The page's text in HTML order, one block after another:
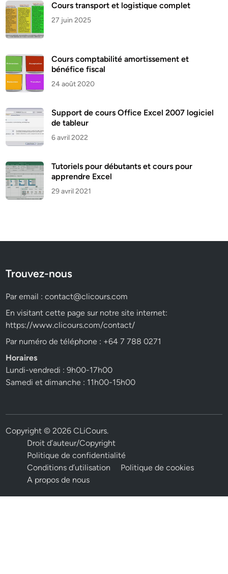
Cours transport et logistique complet
27 juin 2025
Cours comptabilité amortissement et
bénéfice fiscal
24 août 2020
Support de cours Office Excel 2007 logiciel
de tableur
6 avril 2022
Tutoriels pour débutants et cours pour
apprendre Excel
29 avril 2021
Trouvez-nous
Par email :contact@clicours.com
En visitant cette page sur notre site internet:
https://www.clicours.com/contact/
Par numéro de téléphone : +64 7 788 0271
Horaires
Lundi-vendredi : 9h00-17h00
Samedi et dimanche : 11h00-15h00
Copyright © 2026CLiCours.
Droit d’auteur/Copyright
Politique de confidentialité
Conditions d’utilisation
Politique de cookies
A propos de nous